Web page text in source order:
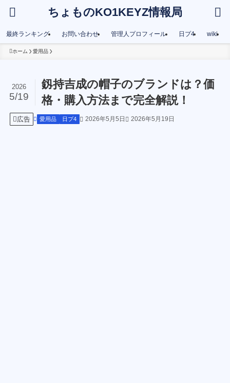
ちょものKO1KEYZ情報局
最終ランキング お問い合わせ 管理人プロフィール 日プ4 wiki
ホーム 愛用品
釼持吉成の帽子のブランドは？価
格・購入方法まで完全解説！
2026
5/19
広告 愛用品 日プ4 2026年5月5日 2026年5月19日